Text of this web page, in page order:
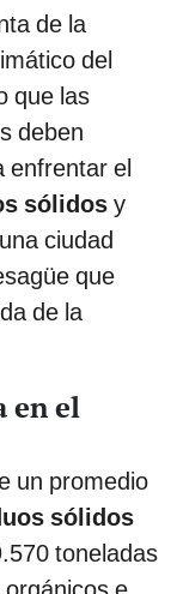
de la
del
que las
deben
enfrentar el
sólidos y
ciudad
que
de la
en el
un promedio
sólidos
toneladas